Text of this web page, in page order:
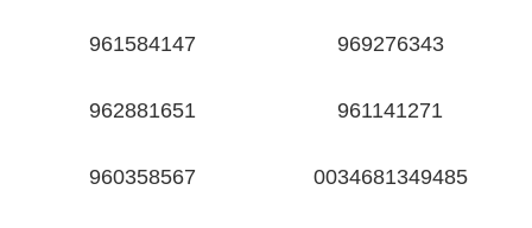
961584147 969276343
962881651 961141271
960358567 0034681349485